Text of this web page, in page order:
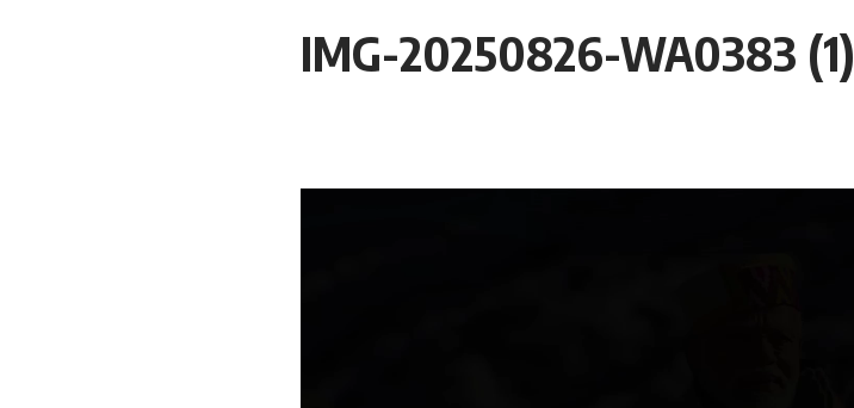
IMG-20250826-WA0383 (1)